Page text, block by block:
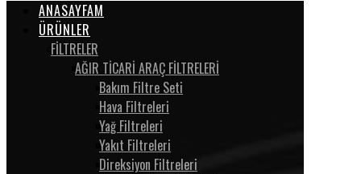
ANASAYFAM
ÜRÜNLER
FİLTRELER
AĞIR TİCARİ ARAÇ FİLTRELERİ
Bakım Filtre Seti
Hava Filtreleri
Yağ Filtreleri
Yakıt Filtreleri
Direksiyon Filtreleri